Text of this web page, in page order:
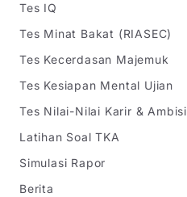
Tes IQ
Tes Minat Bakat (RIASEC)
Tes Kecerdasan Majemuk
Tes Kesiapan Mental Ujian
Tes Nilai-Nilai Karir & Ambisi
Latihan Soal TKA
Simulasi Rapor
Berita